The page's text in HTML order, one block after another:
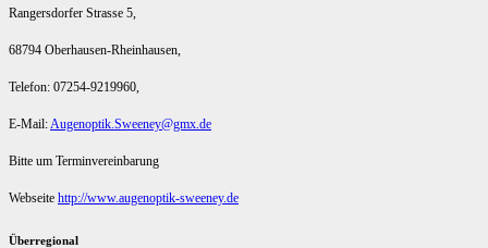
Rangersdorfer Strasse 5,
68794 Oberhausen-Rheinhausen,
Telefon: 07254-9219960,
E-Mail:Augenoptik.Sweeney@gmx.de
Bitte um Terminvereinbarung
Webseite http://www.augenoptik-sweeney.de
Überregional